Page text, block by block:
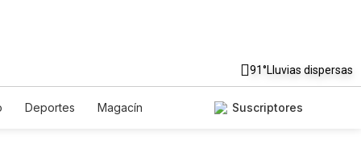
91°Lluvias dispersas
Deportes
Magacín
Suscriptores